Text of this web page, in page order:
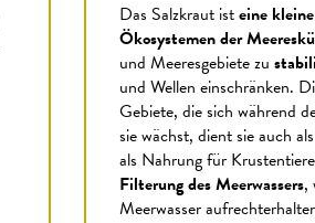
Das Salzkraut isteine
Ökosystemen der
und Meeresgebiete zu
und Wellen einschränken.
Gebiete, die sich während
sie wächst, dient sie auch
als Nahrung für
Filterung des Meerwassers,
Meerwasser